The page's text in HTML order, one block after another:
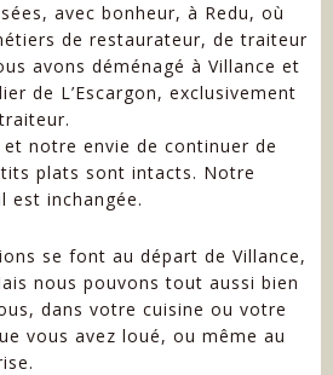
avec bonheur, à Redu, où
de restaurateur, de traiteur
avons déménagé à Villance et
de L’Escargon, exclusivement
notre envie de continuer de
plats sont intacts. Notre
est inchangée.
se font au départ de Villance,
nous pouvons tout aussi bien
dans votre cuisine ou votre
vous avez loué, ou même au